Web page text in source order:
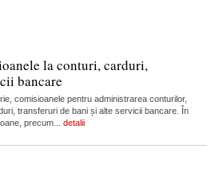
la conturi, carduri,
bancare
comisioanele pentru administrarea conturilor,
transferuri de bani și alte servicii bancare. În
precum... detalii